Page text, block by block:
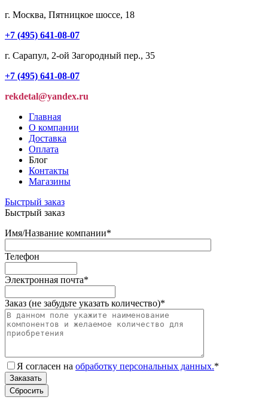
г. Москва, Пятницкое шоссе, 18
+7 (495) 641-08-07
г. Сарапул, 2-ой Загородный пер., 35
+7 (495) 641-08-07
rekdetal@yandex.ru
Главная
О компании
Доставка
Оплата
Блог
Контакты
Магазины
Быстрый заказ
Быстрый заказ
Имя/Название компании*
Телефон
Электронная почта*
Заказ (не забудьте указать количество)*
Я согласен на обработку персональных данных.*